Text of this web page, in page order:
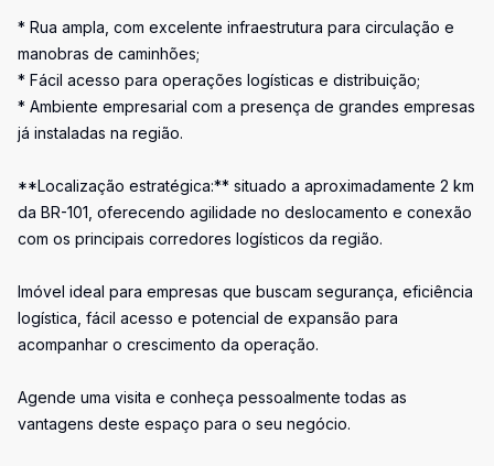
* Rua ampla, com excelente infraestrutura para circulação e
manobras de caminhões;
* Fácil acesso para operações logísticas e distribuição;
* Ambiente empresarial com a presença de grandes empresas
já instaladas na região.
**Localização estratégica:** situado a aproximadamente 2 km
da BR-101, oferecendo agilidade no deslocamento e conexão
com os principais corredores logísticos da região.
Imóvel ideal para empresas que buscam segurança, eficiência
logística, fácil acesso e potencial de expansão para
acompanhar o crescimento da operação.
Agende uma visita e conheça pessoalmente todas as
vantagens deste espaço para o seu negócio.